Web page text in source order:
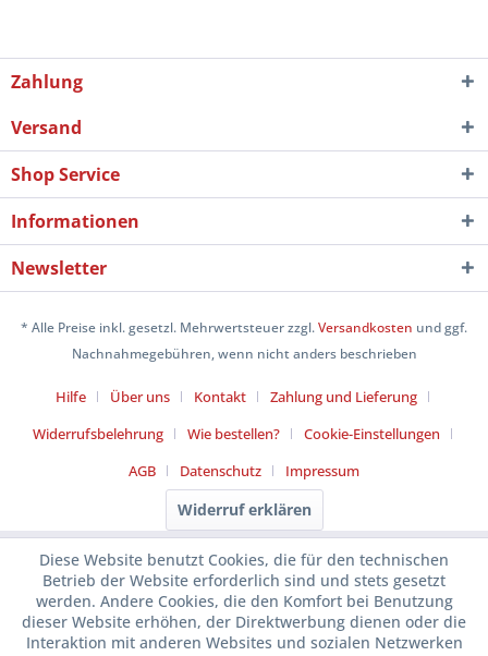
Zahlung
Versand
Shop Service
Informationen
Newsletter
* Alle Preise inkl. gesetzl. Mehrwertsteuer zzgl.Versandkosten und ggf.
Nachnahmegebühren, wenn nicht anders beschrieben
Hilfe Über uns Kontakt
Zahlung und Lieferung
Widerrufsbelehrung
Wie bestellen?
Cookie-Einstellungen
AGB
Datenschutz Impressum
Widerruf erklären
Diese Website benutzt Cookies, die für den technischen
Betrieb der Website erforderlich sind und stets gesetzt
werden. Andere Cookies, die den Komfort bei Benutzung
dieser Website erhöhen, der Direktwerbung dienen oder die
Interaktion mit anderen Websites und sozialen Netzwerken